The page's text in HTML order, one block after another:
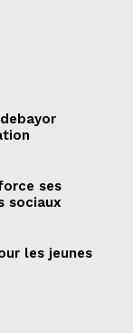
ses
sociaux
les jeunes